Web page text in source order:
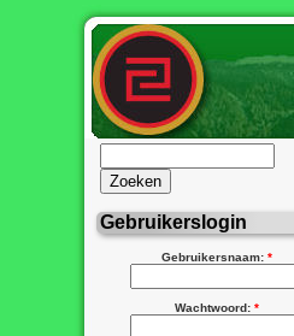
Gebruikerslogin
Gebruikersnaam: *
Wachtwoord: *